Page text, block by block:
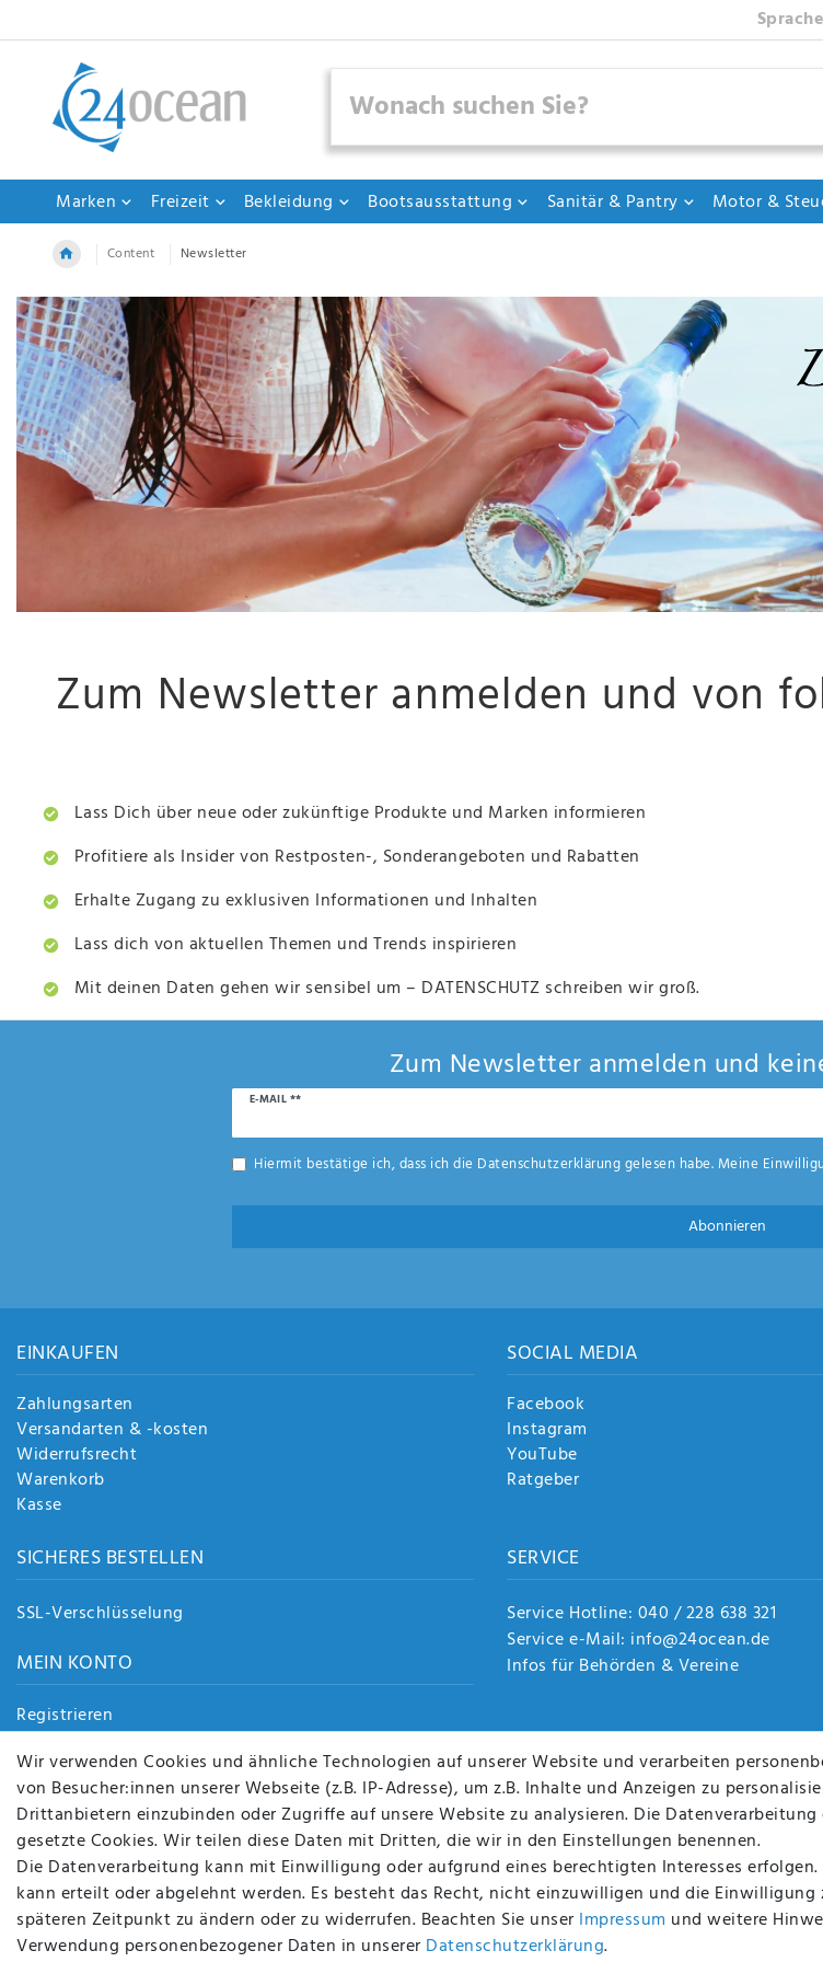
Marken Freizeit Bekleidung Bootsausstattung Sanitär & Pantry Motor &
Content Newsletter
Zum Newsletter anmelden und von
Lass Dich über neue oder zukünftige Produkte und Marken informieren
Profitiere als Insider von Restposten-, Sonderangeboten und Rabatten
Erhalte Zugang zu exklusiven Informationen und Inhalten
Lass dich von aktuellen Themen und Trends inspirieren
Mit deinen Daten gehen wir sensibel um – DATENSCHUTZ schreiben wir groß.
Zum Newsletter anmelden und
E-MAIL **
Newsletter
Hiermit bestätige ich, dass ich die Daten­schutz­erklärunggelesen habe. Meine
Abonnieren
EINKAUFEN
Zahlungsarten
Versandarten & -kosten
Widerrufsrecht
Warenkorb
Kasse
SICHERES BESTELLEN
SSL-Verschlüsselung
MEIN KONTO
Registrieren
Login
SOCIAL MEDIA
Facebook
Instagram
YouTube
Ratgeber
SERVICE
Service Hotline: 040 / 228 638 321
Service e-Mail: info@24ocean.de
Infos für Behörden & Vereine
BEQUEM UND SICHER BEZAHLEN MIT BEI UNS SIND SIE SICHER! WIR
Wir verwenden Cookies und ähnliche Technologien auf unserer Website und verarbeiten
von Besucher:innen unserer Webseite (z.B. IP-Adresse), um z.B. Inhalte und Anzeigen zu
Drittanbietern einzubinden oder Zugriffe auf unsere Website zu analysieren. Die
gesetzte Cookies. Wir teilen diese Daten mit Dritten, die wir in den Einstellungen benennen.
Die Datenverarbeitung kann mit Einwilligung oder aufgrund eines berechtigten Interesses
kann erteilt oder abgelehnt werden. Es besteht das Recht, nicht einzuwilligen und die Einwilligung
späteren Zeitpunkt zu ändern oder zu widerrufen. Beachten Sie unser Impressum und weitere
Verwendung personenbezogener Daten in unserer Daten­schutz­erklärung.